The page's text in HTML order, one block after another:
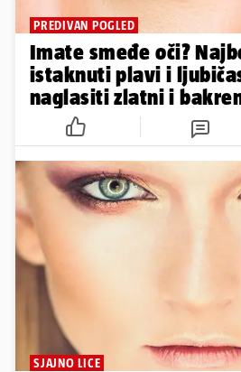
PREDIVAN POGLED
Imate smeđe oči?
istaknuti plavi i
naglasiti zlatni i
SJAJNO LICE